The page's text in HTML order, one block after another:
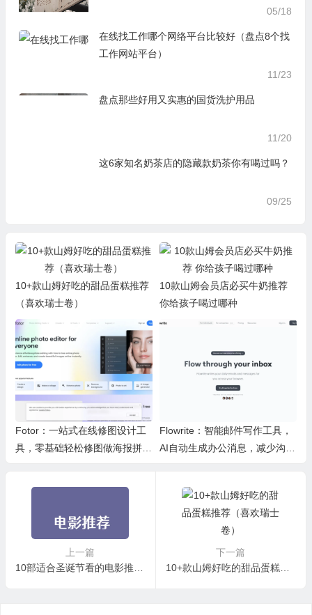
05/18
在线找工作哪个网络平台比较好（盘点8个找
工作网站平台）
11/23
盘点那些好用又实惠的国货洗护用品
11/20
这6家知名奶茶店的隐藏款奶茶你有喝过吗？
09/25
10+款山姆好吃的甜品蛋糕推荐
（喜欢瑞士卷）
10款山姆会员店必买牛奶推荐
你给孩子喝过哪种
Fotor：一站式在线修图设计工
具，零基础轻松修图做海报拼图
Flowrite：智能邮件写作工具，
AI自动生成办公消息，减少沟通
上一篇
下一篇
10+款山姆好吃的甜品蛋糕推荐（喜欢瑞士卷）